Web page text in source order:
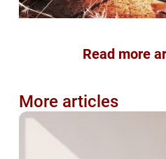
Read more
More articles